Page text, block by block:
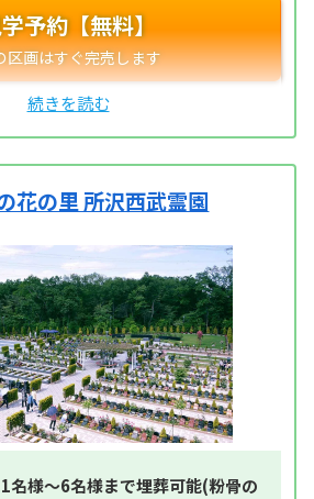
予約【無料】
花の里 所沢西武霊園
名様～6名様まで埋葬可能(粉骨の